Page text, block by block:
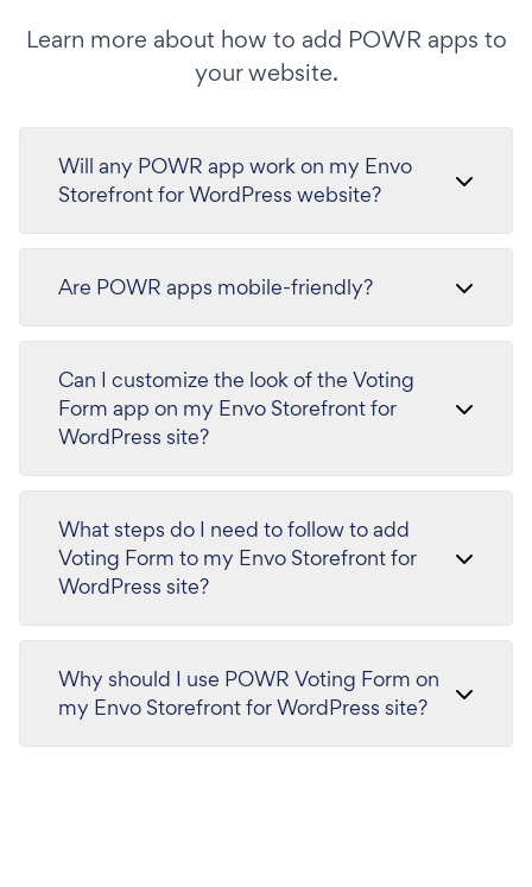
Learn more about how to add POWR apps to
your website.
Will any POWR app work on my Envo
Storefront for WordPress website?
Are POWR apps mobile-friendly?
Can I customize the look of the Voting
Form app on my Envo Storefront for
WordPress site?
What steps do I need to follow to add
Voting Form to my Envo Storefront for
WordPress site?
Why should I use POWR Voting Form on
my Envo Storefront for WordPress site?